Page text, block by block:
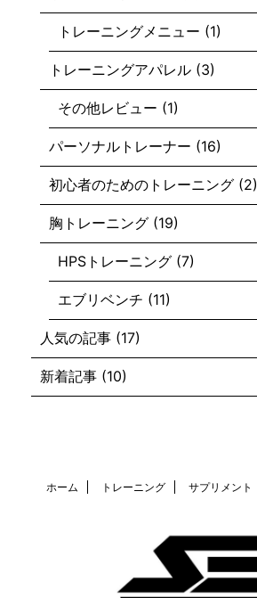
トレーニングメニュー (1)
トレーニングアパレル (3)
その他レビュー (1)
パーソナルトレーナー (16)
初心者のためのトレーニング (2)
胸トレーニング (19)
HPSトレーニング (7)
エブリベンチ (11)
人気の記事 (17)
新着記事 (10)
ホーム トレーニング サプリメント